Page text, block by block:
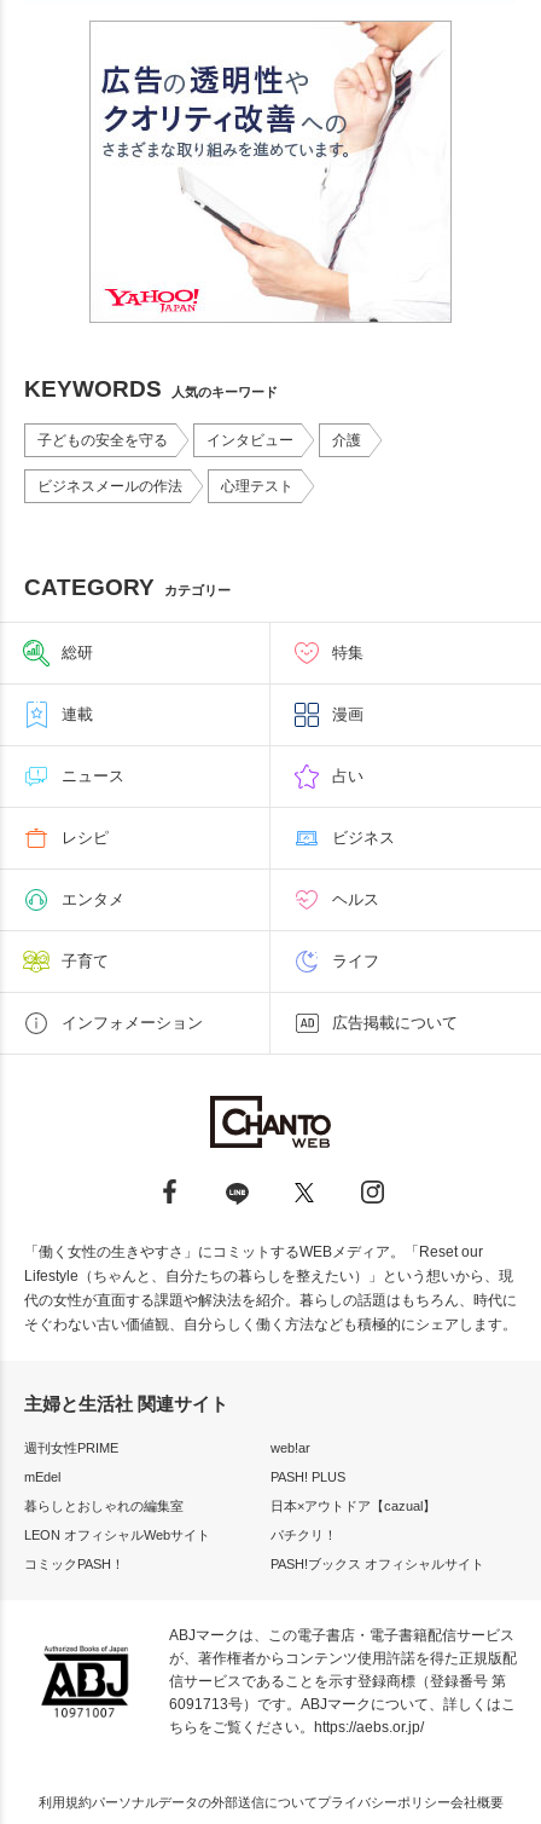
KEYWORDS 人気のキーワード
子どもの安全を守る インタビュー 介護
ビジネスメールの作法 心理テスト
CATEGORY カテゴリー
総研 特集
連載 漫画
ニュース 占い
レシピ ビジネス
エンタメ ヘルス
子育て ライフ
インフォメーション 広告掲載について
「働く女性の生きやすさ」にコミットするWEBメディア。「Reset our
Lifestyle（ちゃんと、自分たちの暮らしを整えたい）」という想いから、現
代の女性が直面する課題や解決法を紹介。暮らしの話題はもちろん、時代に
そぐわない古い価値観、自分らしく働く方法なども積極的にシェアします。
主婦と生活社 関連サイト
週刊女性PRIME
web!ar
mEdel
PASH! PLUS
暮らしとおしゃれの編集室
日本×アウトドア【cazual】
LEON オフィシャルWebサイト
パチクリ！
コミックPASH！
PASH!ブックス オフィシャルサイト
ABJマークは、この電子書店・電子書籍配信サービス
が、著作権者からコンテンツ使用許諾を得た正規版配
信サービスであることを示す登録商標（登録番号 第
6091713号）です。ABJマークについて、詳しくはこ
ちらをご覧ください。
https://aebs.or.jp/
利用規約パーソナルデータの外部送信についてプライバシーポリシー会社概要